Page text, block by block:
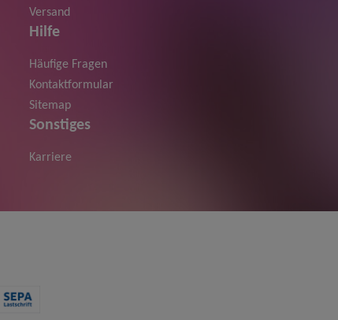
Versand
Hilfe
Häufige Fragen
Kontaktformular
Sitemap
Sonstiges
Karriere